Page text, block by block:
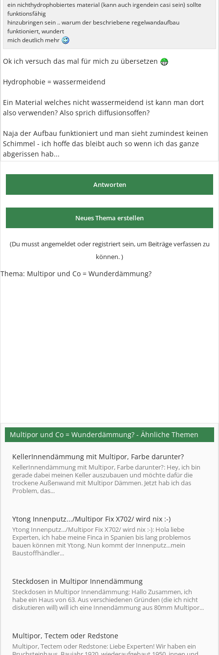
ein nichthydrophobiertes material (kann auch irgendein casi sein) sollte
funktionsfähig
hinzubringen sein .. warum der beschriebene regelwandaufbau
funktioniert, wundert
mich deutlich mehr
Ok ich versuch das mal für mich zu übersetzen
Hydrophobie = wassermeidend
Ein Material welches nicht wassermeidend ist kann man dort
also verwenden? Also sprich diffusionsoffen?
Naja der Aufbau funktioniert und man sieht zumindest keinen
Schimmel - ich hoffe das bleibt auch so wenn ich das ganze
abgerissen hab...
Antworten
Neues Thema erstellen
(Du musst angemeldet oder registriert sein, um Beiträge verfassen zu
können. )
Thema: Multipor und Co = Wunderdämmung?
Multipor und Co = Wunderdämmung? - Ähnliche Themen
KellerInnendämmung mit Multipor, Farbe darunter?
KellerInnendämmung mit Multipor, Farbe darunter?: Hey, ich bin
gerade dabei meinen Keller auszubauen und möchte dafür die
trockene Außenwand mit Multipor Dämmen. Jetzt hab ich das
Problem, das...
Ytong Innenputz.../Multipor Fix X702/ wird nix :-)
Ytong Innenputz.../Multipor Fix X702/ wird nix :-): Hola liebe
Experten, ich habe meine Finca in Spanien bis lang problemos
bauen können mit Ytong. Nun kommt der Innenputz...mein
Baustoffhändler...
Steckdosen in Multipor Innendämmung
Steckdosen in Multipor Innendämmung: Hallo Zusammen, ich
habe ein Haus von 63. Aus verschiedenen Gründen (die ich nicht
diskutieren will) will ich eine Innendämmung aus 80mm Multipor...
Multipor, Tectem oder Redstone
Multipor, Tectem oder Redstone: Liebe Experten! Wir haben ein